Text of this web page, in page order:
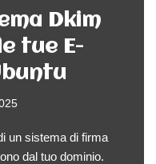
Dkim
tue E-
un sistema di firma
dal tuo dominio.